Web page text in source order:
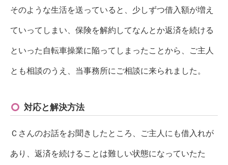
そのような生活を送っていると、少しずつ借入額が増え
ていってしまい、保険を解約してなんとか返済を続ける
といった自転車操業に陥ってしまったことから、ご主人
とも相談のうえ、 当事務所にご相談に来られました。
対応と解決方法
Ｃさんのお話をお聞きしたところ、ご主人にも借入れが
あり、返済を続けることは難しい状態になっていたた